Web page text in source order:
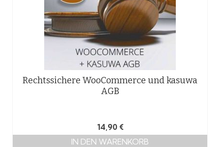
Rechtssichere WooCommerce und kasuwa
AGB
14,90 €
IN DEN WARENKORB